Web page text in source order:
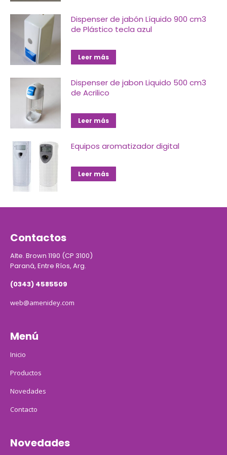
Dispenser de jabón Líquido 900 cm3
de Plástico tecla azul
Leer más
Dispenser de jabon Liquido 500 cm3
de Acrilico
Leer más
Equipos aromatizador digital
Leer más
Contactos
Alte. Brown 1190 (CP 3100)
Paraná, Entre Ríos, Arg.
(0343) 4585509
web@amenidey.com
Menú
Inicio
Productos
Novedades
Contacto
Novedades